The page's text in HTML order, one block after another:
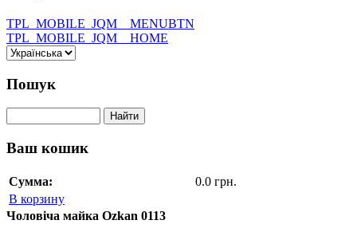
TPL_MOBILE_JQM__MENUBTN
TPL_MOBILE_JQM__HOME
Пошук
Ваш кошик
Сумма:
0.0 грн.
В корзину
Чоловіча майка Ozkan 0113